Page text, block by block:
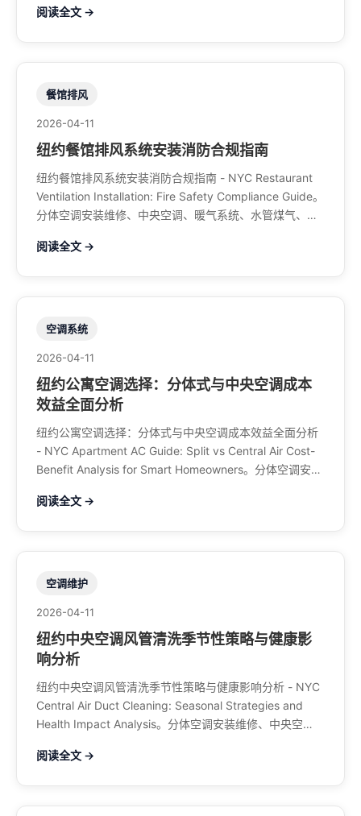
阅读全文 →
餐馆排风
2026-04-11
纽约餐馆排风系统安装消防合规指南
纽约餐馆排风系统安装消防合规指南 - NYC Restaurant
Ventilation Installation: Fire Safety Compliance Guide。
分体空调安装维修、中央空调、暖气系统、水管煤气、餐
阅读全文 →
空调系统
2026-04-11
纽约公寓空调选择：分体式与中央空调成本
效益全面分析
纽约公寓空调选择：分体式与中央空调成本效益全面分析
- NYC Apartment AC Guide: Split vs Central Air Cost-
Benefit Analysis for Smart Homeowners。分体空调安装
拉充电桩。电话：929-708-8979
阅读全文 →
空调维护
2026-04-11
纽约中央空调风管清洗季节性策略与健康影
响分析
纽约中央空调风管清洗季节性策略与健康影响分析 - NYC
Central Air Duct Cleaning: Seasonal Strategies and
Health Impact Analysis。分体空调安装维修、中央空
话：929-708-8979
阅读全文 →